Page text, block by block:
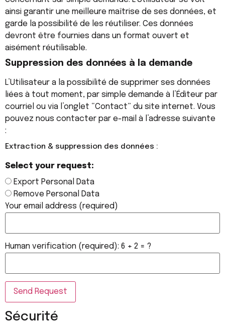
ainsi garantir une meilleure maîtrise de ses données, et
garde la possibilité de les réutiliser. Ces données
devront être fournies dans un format ouvert et
aisément réutilisable.
Suppression des données à la demande
L’Utilisateur a la possibilité de supprimer ses données
liées à tout moment, par simple demande à l’Éditeur par
courriel ou via l’onglet “Contact” du site internet. Vous
pouvez nous contacter par e-mail à l’adresse suivante
:
Extraction & suppression des données :
Select your request:
Export Personal Data
Remove Personal Data
Your email address (required)
Human verification (required): 6 + 2 = ?
Sécurité